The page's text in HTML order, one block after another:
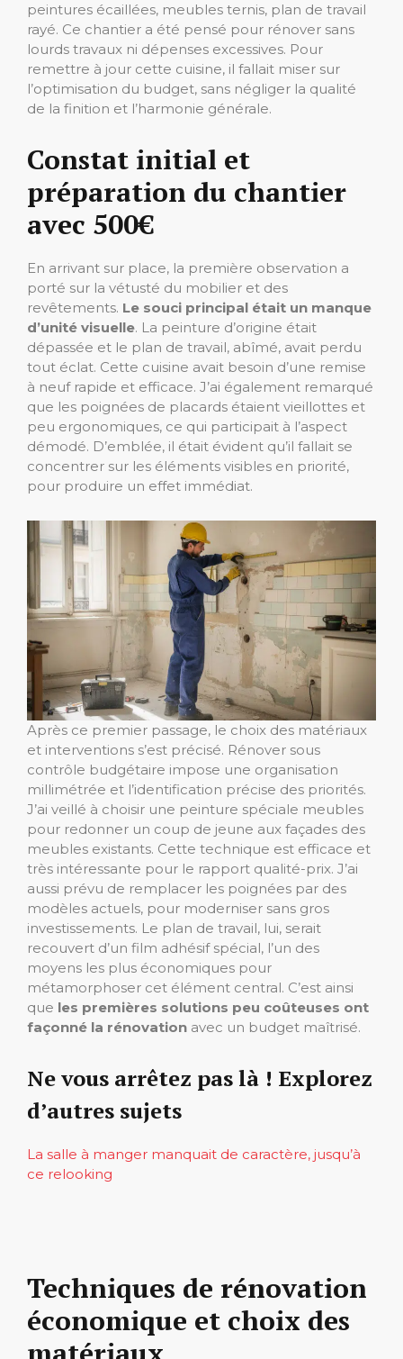
peintures écaillées, meubles ternis, plan de travail
rayé. Ce chantier a été pensé pour rénover sans
lourds travaux ni dépenses excessives. Pour
remettre à jour cette cuisine, il fallait miser sur
l’optimisation du budget, sans négliger la qualité
de la finition et l’harmonie générale.
Constat initial et
préparation du chantier
avec 500€
En arrivant sur place, la première observation a
porté sur la vétusté du mobilier et des
revêtements. Le souci principal était un manque
d’unité visuelle. La peinture d’origine était
dépassée et le plan de travail, abîmé, avait perdu
tout éclat. Cette cuisine avait besoin d’une remise
à neuf rapide et efficace. J’ai également remarqué
que les poignées de placards étaient vieillottes et
peu ergonomiques, ce qui participait à l’aspect
démodé. D’emblée, il était évident qu’il fallait se
concentrer sur les éléments visibles en priorité,
pour produire un effet immédiat.
Après ce premier passage, le choix des matériaux
et interventions s’est précisé. Rénover sous
contrôle budgétaire impose une organisation
millimétrée et l’identification précise des priorités.
J’ai veillé à choisir une peinture spéciale meubles
pour redonner un coup de jeune aux façades des
meubles existants. Cette technique est efficace et
très intéressante pour le rapport qualité-prix. J’ai
aussi prévu de remplacer les poignées par des
modèles actuels, pour moderniser sans gros
investissements. Le plan de travail, lui, serait
recouvert d’un film adhésif spécial, l’un des
moyens les plus économiques pour
métamorphoser cet élément central. C’est ainsi
que les premières solutions peu coûteuses ont
façonné la rénovation avec un budget maîtrisé.
Ne vous arrêtez pas là ! Explorez
d’autres sujets
La salle à manger manquait de caractère, jusqu’à
ce relooking
Techniques de rénovation
économique et choix des